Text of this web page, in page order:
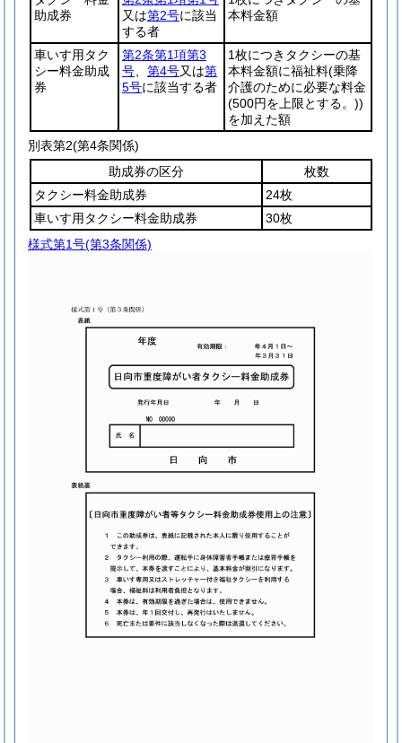
助成券
又は第2号に該当
する者
本料金額
車いす用タク
シー料金助成
券
第2条第1項第3
号
第4号又は第
5号に該当する者
1枚につきタクシーの基
本料金額に福祉料(乗降
介護のために必要な料金
(500円を上限とする。))
を加えた額
別表第2(第4条関係)
助成券の区分
枚数
タクシー料金助成券
24枚
車いす用タクシー料金助成券
30枚
様式第1号(第3条関係)